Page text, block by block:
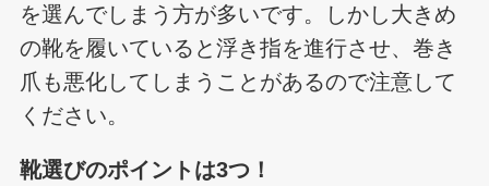
を選んでしまう方が多いです。しかし大きめ
の靴を履いていると浮き指を進行させ、巻き
爪も悪化してしまうことがあるので注意して
ください。
靴選びのポイントは3つ！